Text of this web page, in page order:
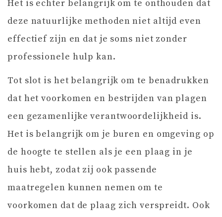
Het is echter belangrijk om te onthouden dat
deze natuurlijke methoden niet altijd even
effectief zijn en dat je soms niet zonder
professionele hulp kan.
Tot slot is het belangrijk om te benadrukken
dat het voorkomen en bestrijden van plagen
een gezamenlijke verantwoordelijkheid is.
Het is belangrijk om je buren en omgeving op
de hoogte te stellen als je een plaag in je
huis hebt, zodat zij ook passende
maatregelen kunnen nemen om te
voorkomen dat de plaag zich verspreidt. Ook